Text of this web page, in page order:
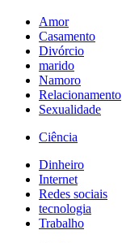
Amor
Casamento
Divórcio
marido
Namoro
Relacionamento
Sexualidade
Ciência
Dinheiro
Internet
Redes sociais
tecnologia
Trabalho